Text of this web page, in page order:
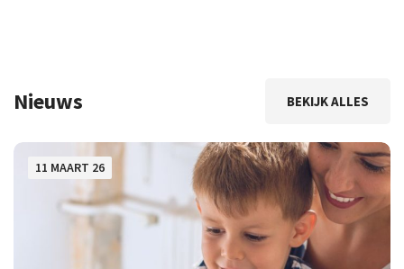
Nieuws BEKIJK ALLES
11 MAART 26